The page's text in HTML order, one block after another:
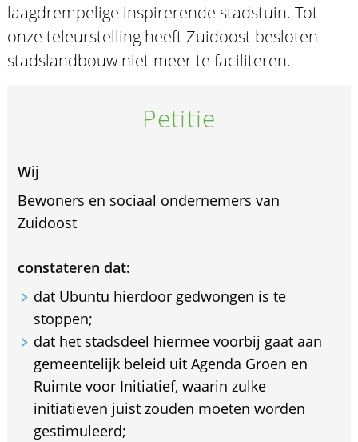
laagdrempelige inspirerende stadstuin. Tot
onze teleurstelling heeft Zuidoost besloten
stadslandbouw niet meer te faciliteren.
Petitie
Wij
Bewoners en sociaal ondernemers van
Zuidoost
constateren dat:
dat Ubuntu hierdoor gedwongen is te
stoppen;
dat het stadsdeel hiermee voorbij gaat aan
gemeentelijk beleid uit Agenda Groen en
Ruimte voor Initiatief, waarin zulke
initiatieven juist zouden moeten worden
gestimuleerd;